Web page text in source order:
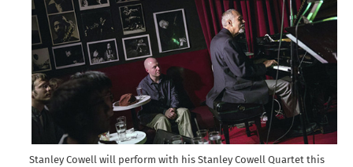
Stanley Cowell will perform with his Stanley Cowell Quartet this